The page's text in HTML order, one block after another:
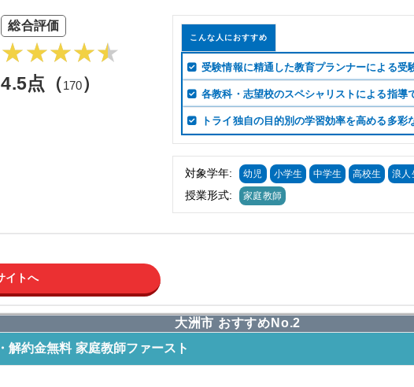
総合評価
4.5点（170）
こんな人におすすめ
受験情報に精通した教育プランナーによる受
各教科・志望校のスペシャリストによる指導
トライ独自の目的別の学習効率を高める多彩
対象学年: 幼児 小学生 中学生 高校生 浪人
授業形式: 家庭教師
イトへ
大洲市 おすすめNo.2
解約金無料 家庭教師ファースト